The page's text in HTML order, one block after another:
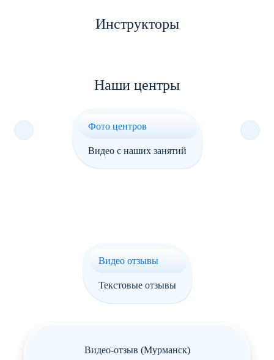
от 1646
Абонемент
Разовое посещение
Инструкторы
Наши центры
Фото центров
Видео с наших занятий
Видео отзывы
Текстовые отзывы
Видео-отзыв (Мурманск)